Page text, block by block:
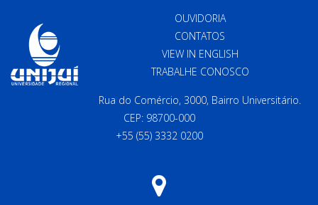
OUVIDORIA
CONTATOS
VIEW IN ENGLISH
TRABALHE CONOSCO
Rua do Comércio, 3000, Bairro Universitário.
CEP: 98700-000
+55 (55) 3332 0200